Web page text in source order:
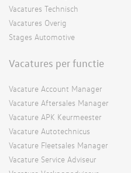
Vacatures Technisch
Vacatures Overig
Stages Automotive
Vacatures per functie
Vacature Account Manager
Vacature Aftersales Manager
Vacature APK Keurmeester
Vacature Autotechnicus
Vacature Fleetsales Manager
Vacature Service Adviseur